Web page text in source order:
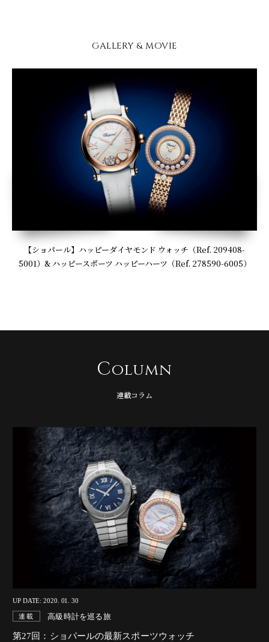
GALLERY & MOVIE
【ショパール】ハッピーダイヤモンド ウォッチ（Ref. 209408-
5001）& ハッピースポーツ ハッピーハーツ（Ref. 278590-6005）
Column
連載コラム
UP DATE: 2020. 01. 30
連載 高級時計を巡る旅
第27回：ショパールの最新スポーツウォッチ